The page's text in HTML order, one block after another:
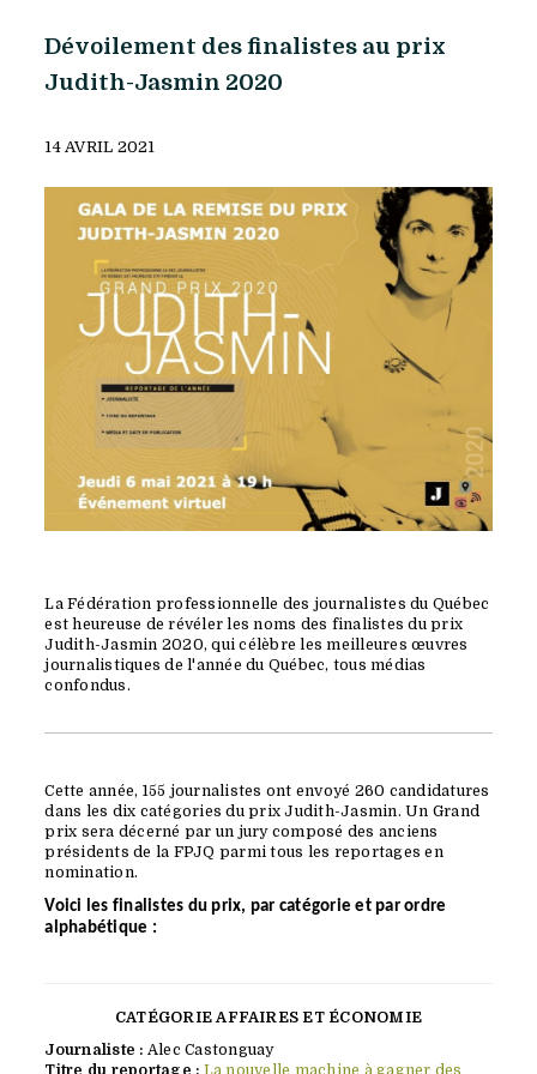
Dévoilement des finalistes au prix
Judith-Jasmin 2020
14 AVRIL 2021
La Fédération professionnelle des journalistes du Québec
est heureuse de révéler les noms des finalistes du prix
Judith-Jasmin 2020, qui célèbre les meilleures œuvres
journalistiques de l'année du Québec, tous médias
confondus.
Cette année, 155 journalistes ont envoyé 260 candidatures
dans les dix catégories du prix Judith-Jasmin. Un Grand
prix sera décerné par un jury composé des anciens
présidents de la FPJQ parmi tous les reportages en
nomination.
Voici les finalistes du prix, par catégorie et par ordre
alphabétique :
CATÉGORIE AFFAIRES ET ÉCONOMIE
Journaliste : Alec Castonguay
Titre du reportage : La nouvelle machine à gagner des